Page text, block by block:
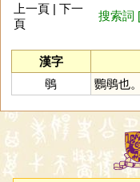
上一頁 | 下一
頁
搜索詞
漢字
䳇
鸚䳇也